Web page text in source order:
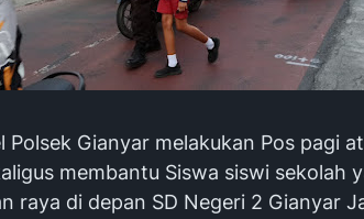
Polsek Gianyar melakukan Pos pagi
membantu Siswa siswi sekolah
raya di depan SD Negeri 2 Gianyar